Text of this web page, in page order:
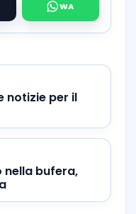
notizie per il
nella bufera,